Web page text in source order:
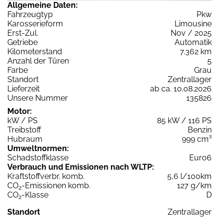
Allgemeine Daten:
Fahrzeugtyp
Pkw
Karosserieform
Limousine
Erst-Zul.
Nov / 2025
Getriebe
Automatik
Kilometerstand
7.362 km
Anzahl der Türen
5
Farbe
Grau
Standort
Zentrallager
Lieferzeit
ab ca. 10.08.2026
Unsere Nummer
135826
Motor:
kW / PS
85 kW / 116 PS
Treibstoff
Benzin
Hubraum
999 cm³
Umweltnormen:
Schadstoffklasse
Euro6
Verbrauch und Emissionen nach WLTP:
Kraftstoffverbr. komb.
5,6 l/100km
CO2-Emissionen komb.
127 g/km
CO2-Klasse
D
Standort
Zentrallager